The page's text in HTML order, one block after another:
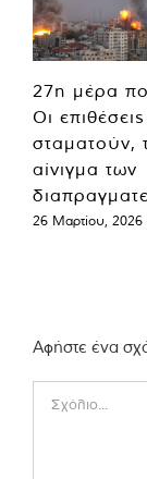
27η μέρα
Οι
σταματούν,
αίνιγμα των
26 Μαρτίου, 2026
Αφήστε ένα